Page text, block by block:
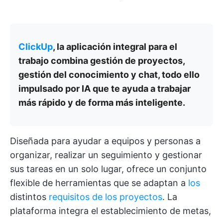
ClickUp, la aplicación integral para el
trabajo combina gestión de proyectos,
gestión del conocimiento y chat, todo ello
impulsado por IA que te ayuda a trabajar
más rápido y de forma más inteligente.
Diseñada para ayudar a equipos y personas a
organizar, realizar un seguimiento y gestionar
sus tareas en un solo lugar, ofrece un conjunto
flexible de herramientas que se adaptan a los
distintos requisitos de los proyectos. La
plataforma integra el establecimiento de metas,